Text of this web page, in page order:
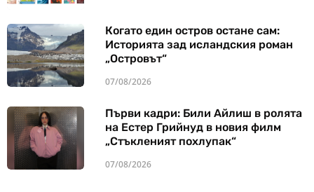
Когато един остров остане сам:
Историята зад исландския роман
„Островът“
07/08/2026
Първи кадри: Били Айлиш в ролята
на Естер Грийнуд в новия филм
„Стъкленият похлупак“
07/08/2026